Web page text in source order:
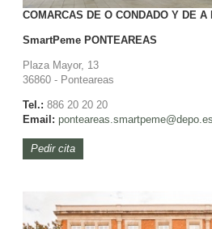
COMARCAS DE O CONDADO Y DE A
SmartPeme PONTEAREAS
Plaza Mayor, 13
36860 - Ponteareas
Tel.: 886 20 20 20
Email: ponteareas.smartpeme@depo.es
Pedir cita